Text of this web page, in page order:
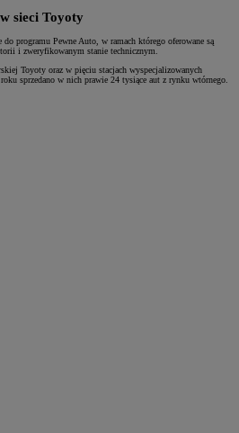
sieci Toyoty
programu Pewne Auto, w ramach którego oferowane są
i zweryfikowanym stanie technicznym.
Toyoty oraz w pięciu stacjach wyspecjalizowanych
sprzedano w nich prawie 24 tysiące aut z rynku wtórnego.